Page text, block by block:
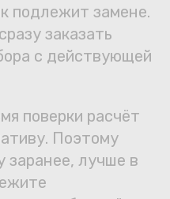
подлежит замене.
заказать
с действующей
поверки расчёт
Поэтому
заранее, лучше в